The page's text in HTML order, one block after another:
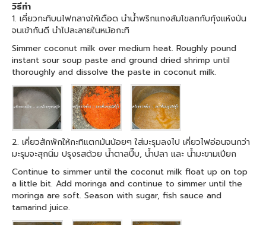
วิธีทำ
1. เคี่ยวกะทิบนไฟกลางให้เดือด นำน้ำพริกแกงส้มโขลกกับกุ้งแห้งป่น
จนเข้ากันดี นำไปละลายในหม้อกะทิ
Simmer coconut milk over medium heat. Roughly pound
instant sour soup paste and ground dried shrimp until
thoroughly and dissolve the paste in coconut milk.
2. เคี่ยวสักพักให้กะทิแตกมันน้อยๆ ใส่มะรุมลงไป เคี่ยวไฟอ่อนจนกว่า
มะรุมจะสุกนิ่ม ปรุงรสด้วย น้ำตาลปี๊บ, น้ำปลา และ น้ำมะขามเปียก
Continue to simmer until the coconut milk float up on top
a little bit. Add moringa and continue to simmer until the
moringa are soft. Season with sugar, fish sauce and
tamarind juice.